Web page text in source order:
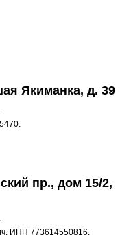
Якиманка, д. 39
пр., дом 15/2,
ИНН 773614550816.